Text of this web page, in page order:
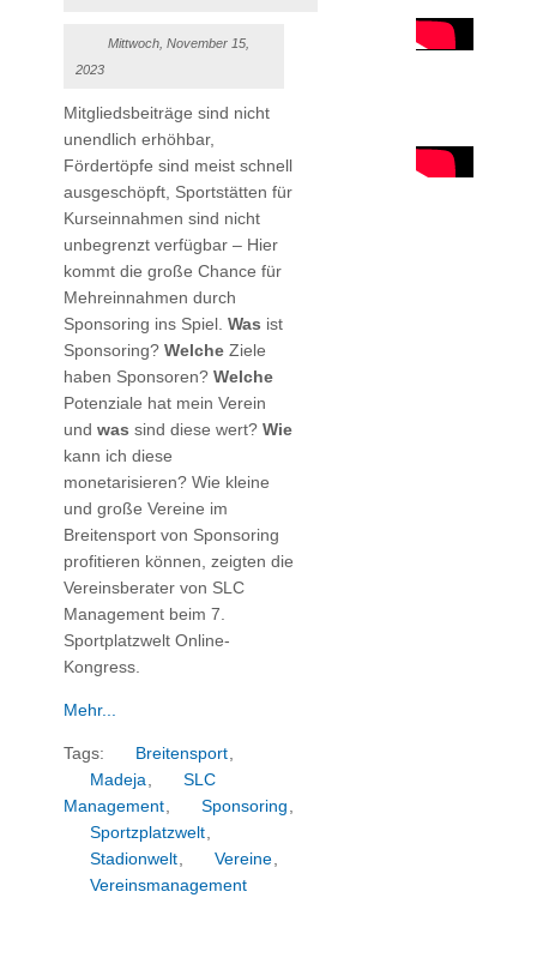
Mittwoch, November 15,
2023
Mitgliedsbeiträge sind nicht
unendlich erhöhbar,
Fördertöpfe sind meist schnell
ausgeschöpft, Sportstätten für
Kurseinnahmen sind nicht
unbegrenzt verfügbar – Hier
kommt die große Chance für
Mehreinnahmen durch
Sponsoring ins Spiel.Was ist
Sponsoring?Welche Ziele
haben Sponsoren?Welche
Potenziale hat mein Verein
undwas sind diese wert?Wie
kann ich diese
monetarisieren? Wie kleine
und große Vereine im
Breitensport von Sponsoring
profitieren können, zeigten die
Vereinsberater von SLC
Management beim 7.
Sportplatzwelt Online-
Kongress.
Mehr...
Tags: Breitensport
Madeja
SLC
Management
Sponsoring
Sportzplatzwelt
Stadionwelt
Vereine
Vereinsmanagement